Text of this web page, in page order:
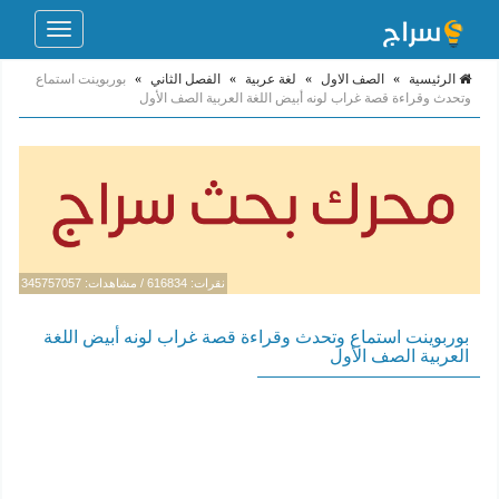
Toggle
الرئيسية » الصف الاول » لغة عربية » الفصل الثاني » بوربوينت استماع
وتحدث وقراءة قصة غراب لونه أبيض اللغة العربية الصف الأول
نقرات: 616834 / مشاهدات: 345757057
بوربوينت استماع وتحدث وقراءة قصة غراب لونه أبيض اللغة
العربية الصف الأول